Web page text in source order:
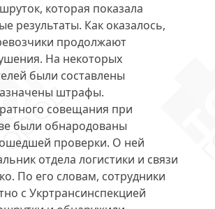
которая показала
результаты. Как оказалось,
продолжают
На некоторых
были составлены
штрафы.
совещания при
были обнародованы
проверки. О ней
отдела логистики и связи
По его словам, сотрудники
с Укртрансинспекцией